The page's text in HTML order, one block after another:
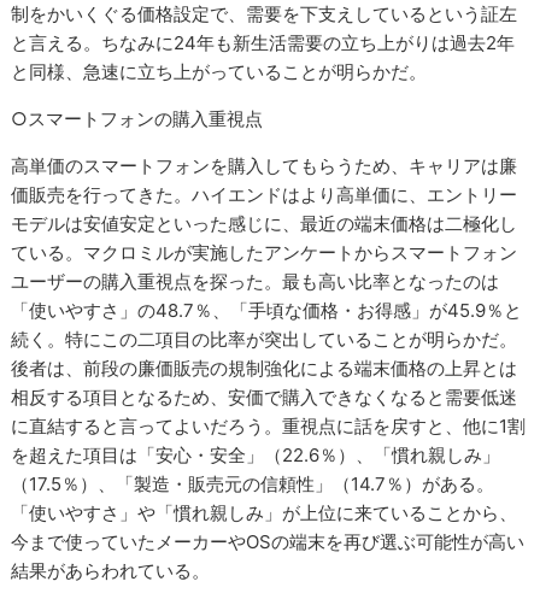
制をかいくぐる価格設定で、需要を下支えしているという証左
と言える。ちなみに24年も新生活需要の立ち上がりは過去2年
と同様、急速に立ち上がっていることが明らかだ。
○スマートフォンの購入重視点
高単価のスマートフォンを購入してもらうため、キャリアは廉
価販売を行ってきた。ハイエンドはより高単価に、エントリー
モデルは安値安定といった感じに、最近の端末価格は二極化し
ている。マクロミルが実施したアンケートからスマートフォン
ユーザーの購入重視点を探った。最も高い比率となったのは
「使いやすさ」の48.7％、「手頃な価格・お得感」が45.9％と
続く。特にこの二項目の比率が突出していることが明らかだ。
後者は、前段の廉価販売の規制強化による端末価格の上昇とは
相反する項目となるため、安価で購入できなくなると需要低迷
に直結すると言ってよいだろう。重視点に話を戻すと、他に1割
を超えた項目は「安心・安全」（22.6％）、「慣れ親しみ」
（17.5％）、「製造・販売元の信頼性」（14.7％）がある。
「使いやすさ」や「慣れ親しみ」が上位に来ていることから、
今まで使っていたメーカーやOSの端末を再び選ぶ可能性が高い
結果があらわれている。